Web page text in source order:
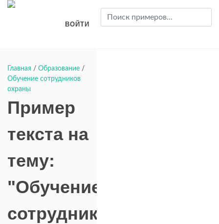
ВОЙТИ
Главная / Образование /
Обучение сотрудников
охраны
Пример
текста на
тему:
"Обучение
сотрудников